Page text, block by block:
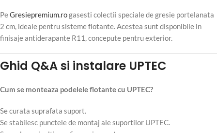
PeGresiepremium.rogasesti colectii speciale de gresie portelanata
2 cm, ideale pentru sisteme flotante. Acestea sunt disponibile in
finisaje antiderapante R11, concepute pentru exterior.
Ghid Q&A si instalare UPTEC
Cum se monteaza podelele flotante cu UPTEC?
Se curata suprafata suport.
Se stabilesc punctele de montaj ale suportilor UPTEC.